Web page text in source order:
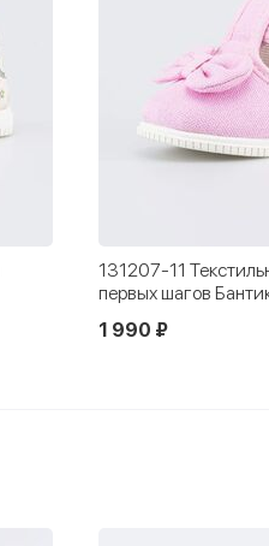
131207-11
первых шагов
1 990 ₽